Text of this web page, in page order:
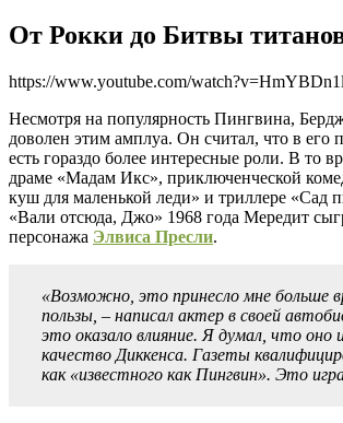
От Рокки до Битвы
https://www.youtube.com/
Несмотря на популярность Пингвина,
доволен этим амплуа. Он считал, что в его
есть гораздо более интересные роли. В то
драме «Мадам Икс», приключенческой
куш для маленькой леди» и триллере «Сад
«Вали отсюда, Джо» 1968 года Мередит
персонажа Элвиса Пресли.
«Возможно, это принесло мне больше
пользы, – написал актер в своей
это оказало влияние. Я думал, что оно
качество Диккенса. Газеты
как «известного как Пингвин». Это